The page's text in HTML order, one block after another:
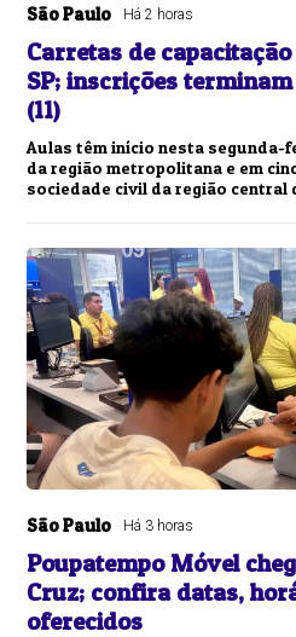
São Paulo Há 2 horas
Carretas de
SP; inscrições
(11)
Aulas têm início nesta segunda-
da região metropolitana e em
sociedade civil da região central
São Paulo Há 3 horas
Poupatempo Móvel
Cruz; confira datas,
oferecidos